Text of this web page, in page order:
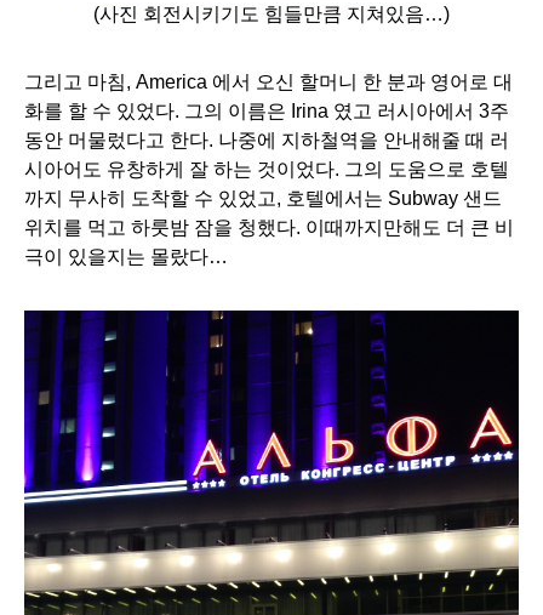
(사진 회전시키기도 힘들만큼 지쳐있음…)
그리고 마침, America 에서 오신 할머니 한 분과 영어로 대
화를 할 수 있었다. 그의 이름은 Irina 였고 러시아에서 3주
동안 머물렀다고 한다. 나중에 지하철역을 안내해줄 때 러
시아어도 유창하게 잘 하는 것이었다. 그의 도움으로 호텔
까지 무사히 도착할 수 있었고, 호텔에서는 Subway 샌드
위치를 먹고 하룻밤 잠을 청했다. 이때까지만해도 더 큰 비
극이 있을지는 몰랐다…